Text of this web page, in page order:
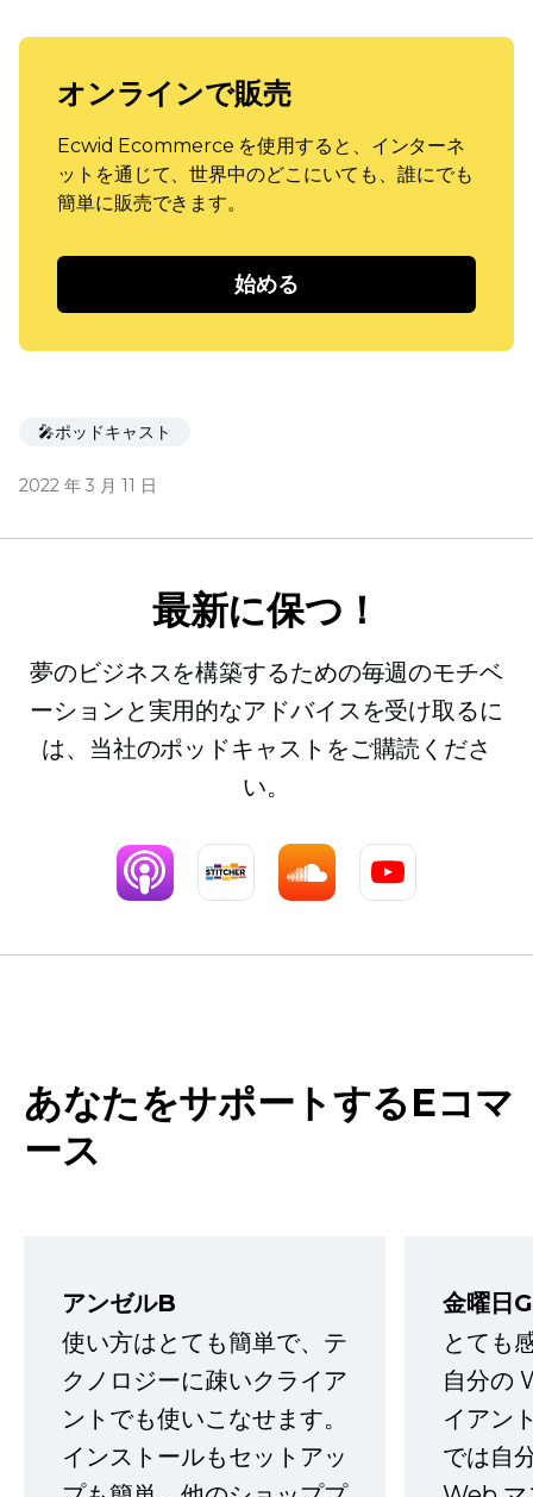
オンラインで販売
Ecwid Ecommerce を使用すると、インターネ
ットを通じて、世界中のどこにいても、誰にでも
簡単に販売できます。
始める
🎤ポッドキャスト
2022 年 3 月 11 日
最新に保つ！
夢のビジネスを構築するための毎週のモチベ
ーションと実用的なアドバイスを受け取るに
は、当社のポッドキャストをご購読くださ
い。
あなたをサポートするEコマ
ース
アンゼルB
使い方はとても簡単で、テ
クノロジーに疎いクライア
ントでも使いこなせます。
インストールもセットアッ
金曜日G
とても
自分の
イアン
では自